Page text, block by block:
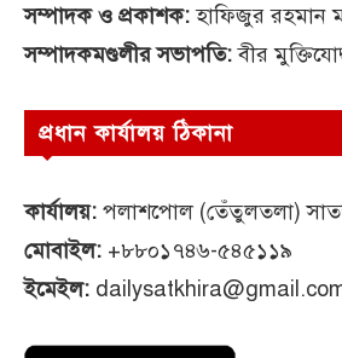
সম্পাদক ও প্রকাশক:হাফিজুর রহমান
সম্পাদকমণ্ডলীর সভাপতি:বীর
প্রধান কার্যালয় ঠিকানা
কার্যালয়: পলাশপোল (তেঁতুলতলা)
মোবাইল: +৮৮০১৭৪৬-৫৪৫১১৯
ইমেইল: